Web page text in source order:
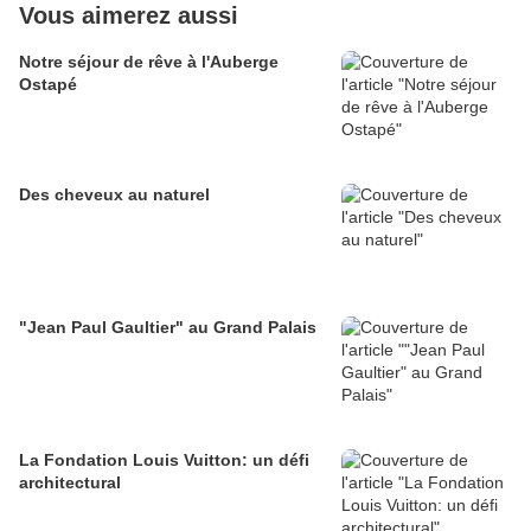
Vous aimerez aussi
Notre séjour de rêve à l'Auberge
Ostapé
Des cheveux au naturel
"Jean Paul Gaultier" au Grand Palais
La Fondation Louis Vuitton: un défi
architectural